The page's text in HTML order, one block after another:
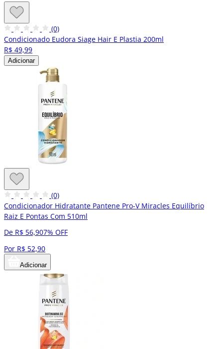
(0)
Condicionado Eudora Siage Hair E Plastia 200ml
R$ 49,99
Adicionar
(0)
Condicionador Hidratante Pantene Pro-V Miracles Equilíbrio
Raiz E Pontas Com 510ml
De R$ 56,907% OFF
Por R$ 52,90
Adicionar